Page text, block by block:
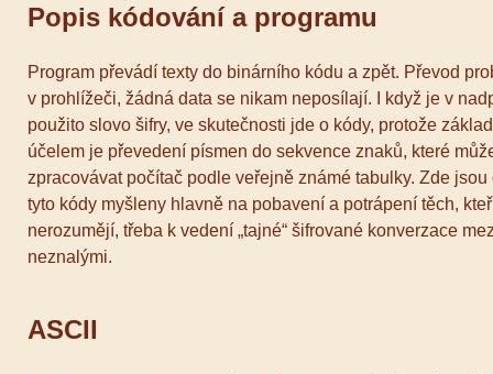
Popis kódování a programu
Program převádí texty do binárního kódu a zpět. Převod
v prohlížeči, žádná data se nikam neposílají. I když je v
použito slovo šifry, ve skutečnosti jde o kódy, protože
účelem je převedení písmen do sekvence znaků, které
zpracovávat počítač podle veřejně známé tabulky. Zde jsou
tyto kódy myšleny hlavně na pobavení a potrápení těch,
nerozumějí, třeba k vedení „tajné“ šifrované konverzace
neznalými.
ASCII